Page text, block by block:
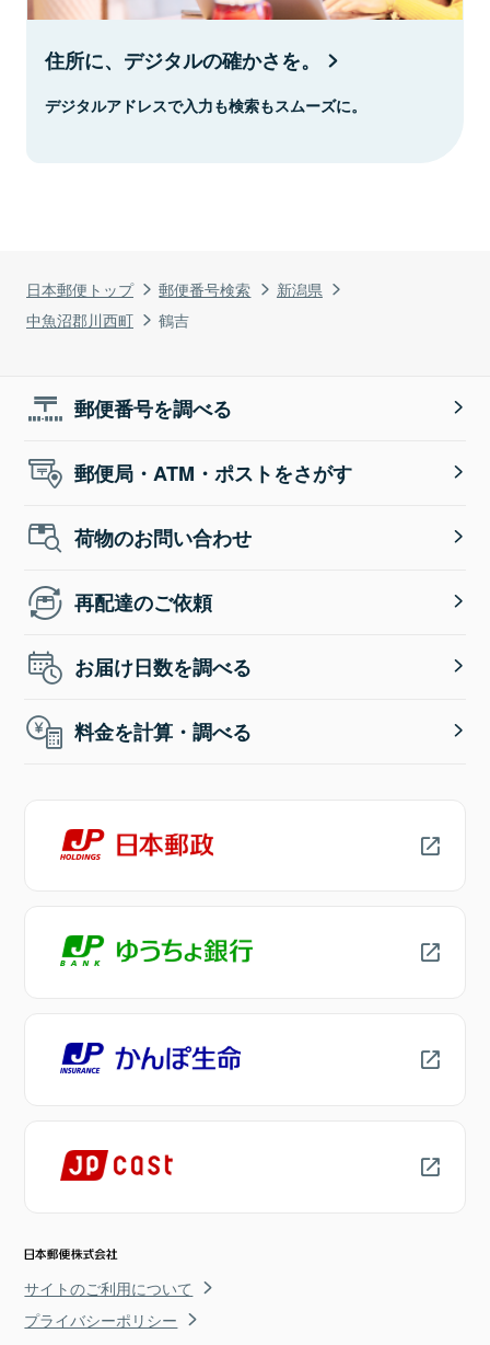
日本郵便トップ 郵便番号検索
新潟県
中魚沼郡川西町
鶴吉
住所に、デジタルの確かさを。
デジタルアドレスで入力も検索もスムーズに。
郵便番号を調べる
郵便局・ATM・ポストをさがす
荷物のお問い合わせ
再配達のご依頼
お届け日数を調べる
料金を計算・調べる
サイトのご利用について
プライバシーポリシー